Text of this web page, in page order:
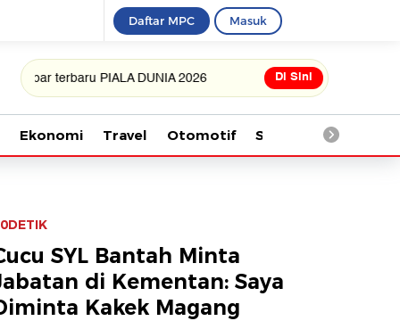
Daftar MPC Masuk
PIALA DUNIA 2026 Di Sini
Ekonomi Travel Otomotif Saintek
SYL Bantah Minta
di Kementan: Saya
Kakek Magang